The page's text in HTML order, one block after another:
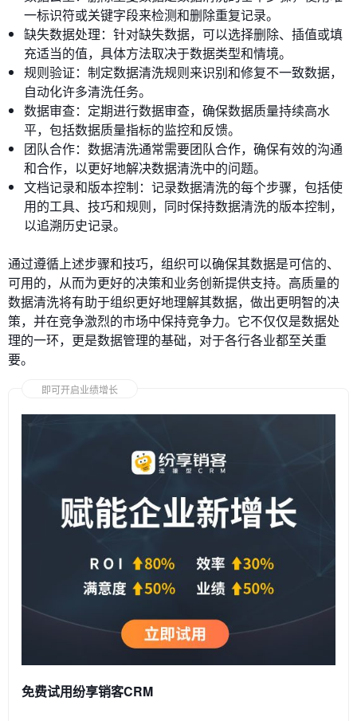
一标识符或关键字段来检测和删除重复记录。
缺失数据处理：针对缺失数据，可以选择删除、插值或填
充适当的值，具体方法取决于数据类型和情境。
规则验证：制定数据清洗规则来识别和修复不一致数据，
自动化许多清洗任务。
数据审查：定期进行数据审查，确保数据质量持续高水
平，包括数据质量指标的监控和反馈。
团队合作：数据清洗通常需要团队合作，确保有效的沟通
和合作，以更好地解决数据清洗中的问题。
文档记录和版本控制：记录数据清洗的每个步骤，包括使
用的工具、技巧和规则，同时保持数据清洗的版本控制，
以追溯历史记录。
通过遵循上述步骤和技巧，组织可以确保其数据是可信的、
可用的，从而为更好的决策和业务创新提供支持。高质量的
数据清洗将有助于组织更好地理解其数据，做出更明智的决
策，并在竞争激烈的市场中保持竞争力。它不仅仅是数据处
理的一环，更是数据管理的基础，对于各行各业都至关重
要。
即可开启业绩增长
免费试用纷享销客CRM